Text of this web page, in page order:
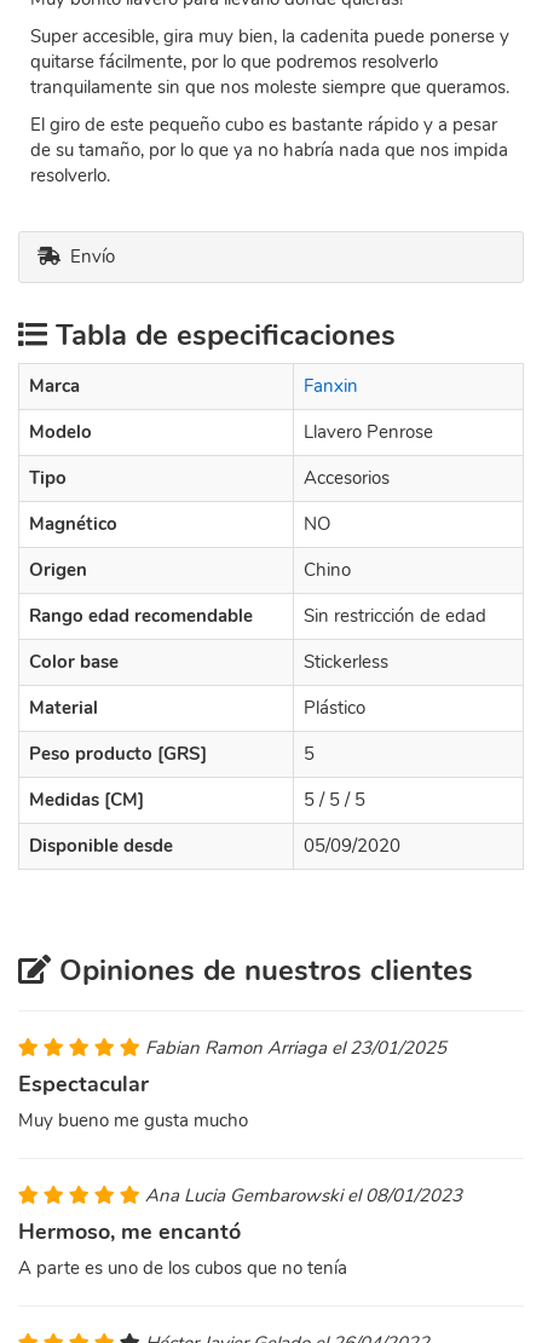
Super accesible, gira muy bien, la cadenita puede ponerse y
quitarse fácilmente, por lo que podremos resolverlo
tranquilamente sin que nos moleste siempre que queramos.
El giro de este pequeño cubo es bastante rápido y a pesar
de su tamaño, por lo que ya no habría nada que nos impida
resolverlo.
Envío
Tabla de especificaciones
Marca
Fanxin
Modelo
Llavero Penrose
Tipo
Accesorios
Magnético
NO
Origen
Chino
Rango edad recomendable
Sin restricción de edad
Color base
Stickerless
Material
Plástico
Peso producto [GRS]
5
Medidas [CM]
5 / 5 / 5
Disponible desde
05/09/2020
Opiniones de nuestros clientes
Fabian Ramon Arriaga el 23/01/2025
Espectacular
Muy bueno me gusta mucho
Ana Lucia Gembarowski el 08/01/2023
Hermoso, me encantó
A parte es uno de los cubos que no tenía